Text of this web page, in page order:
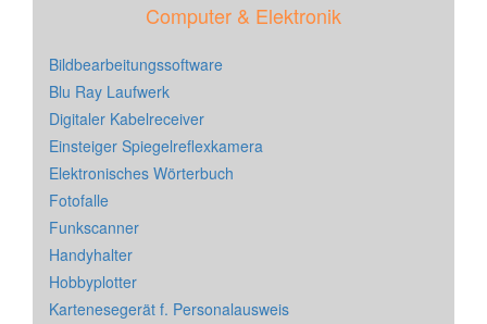
Computer & Elektronik
Bildbearbeitungssoftware
Blu Ray Laufwerk
Digitaler Kabelreceiver
Einsteiger Spiegelreflexkamera
Elektronisches Wörterbuch
Fotofalle
Funkscanner
Handyhalter
Hobbyplotter
Kartenesegerät f. Personalausweis